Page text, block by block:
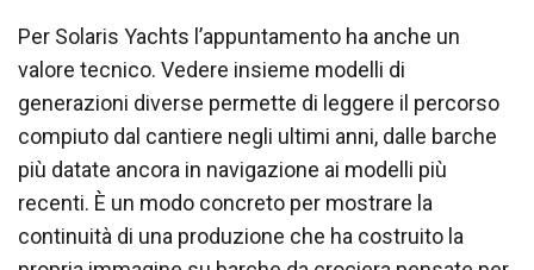
Per Solaris Yachts l’appuntamento ha anche un
valore tecnico. Vedere insieme modelli di
generazioni diverse permette di leggere il percorso
compiuto dal cantiere negli ultimi anni, dalle barche
più datate ancora in navigazione ai modelli più
recenti. È un modo concreto per mostrare la
continuità di una produzione che ha costruito la